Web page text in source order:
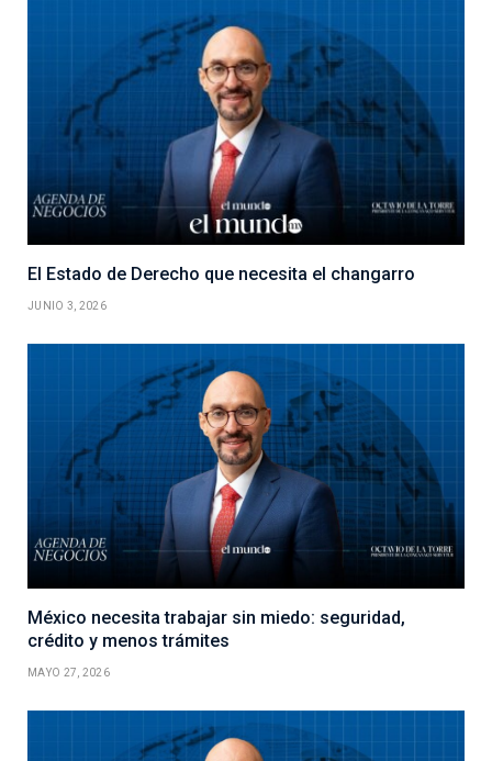
El Estado de Derecho que necesita el changarro
JUNIO 3, 2026
México necesita trabajar sin miedo: seguridad,
crédito y menos trámites
MAYO 27, 2026